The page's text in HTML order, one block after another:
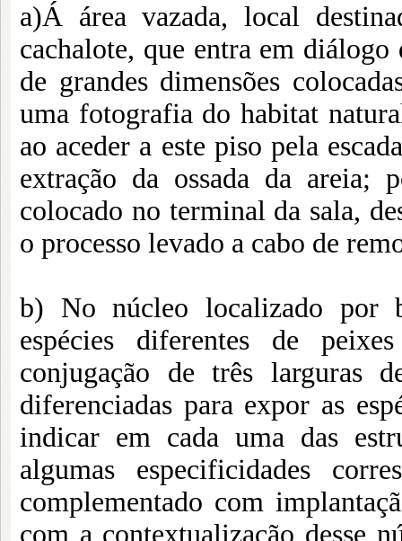
a)Á área vazada, local
cachalote, que entra em
de grandes dimensões
uma fotografia do habitat
ao aceder a este piso pela
extração da ossada da
colocado no terminal da sala,
o processo levado a cabo de
b) No núcleo localizado por
espécies diferentes de
conjugação de três larguras
diferenciadas para expor as
indicar em cada uma das
algumas especificidades
complementado com
com a contextualização desse